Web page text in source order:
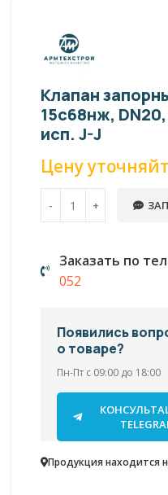
Клапан
15с68нж,
исп. J-J
Цену
Заказать по
052
Появились
о товаре?
Пн-Пт с 09:00 до 18:00
Продукция находится